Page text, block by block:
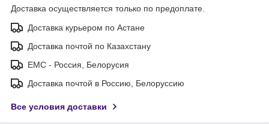
Доставка осуществляется только по предоплате.
Доставка курьером по Астане
Доставка почтой по Казахстану
ЕМС - Россия, Белорусия
Доставка почтой в Россию, Белоруссию
Все условия доставки